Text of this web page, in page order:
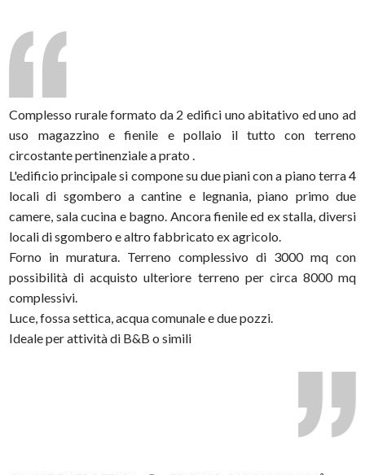
Complesso rurale formato da 2 edifici uno abitativo ed uno ad
uso magazzino e fienile e pollaio il tutto con terreno
circostante pertinenziale a prato .
L'edificio principale si compone su due piani con a piano terra 4
locali di sgombero a cantine e legnania, piano primo due
camere, sala cucina e bagno. Ancora fienile ed ex stalla, diversi
locali di sgombero e altro fabbricato ex agricolo.
Forno in muratura. Terreno complessivo di 3000 mq con
possibilità di acquisto ulteriore terreno per circa 8000 mq
complessivi.
Luce, fossa settica, acqua comunale e due pozzi.
Ideale per attività di B&B o simili